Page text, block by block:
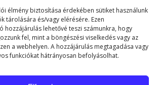
élmény biztosítása érdekében sütiket használunk
tárolására és/vagy elérésére. Ezen
hozzájárulás lehetővé teszi számunkra, hogy
fel, mint a böngészési viselkedés vagy az
a webhelyen. A hozzájárulás megtagadása vagy
funkciókat hátrányosan befolyásolhat.